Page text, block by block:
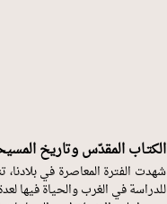
الكتـاب المقدّس وتاريخ
شهدت الفترة المعاصرة في بلادنا،
للدراسة في الغرب والحياة فيها